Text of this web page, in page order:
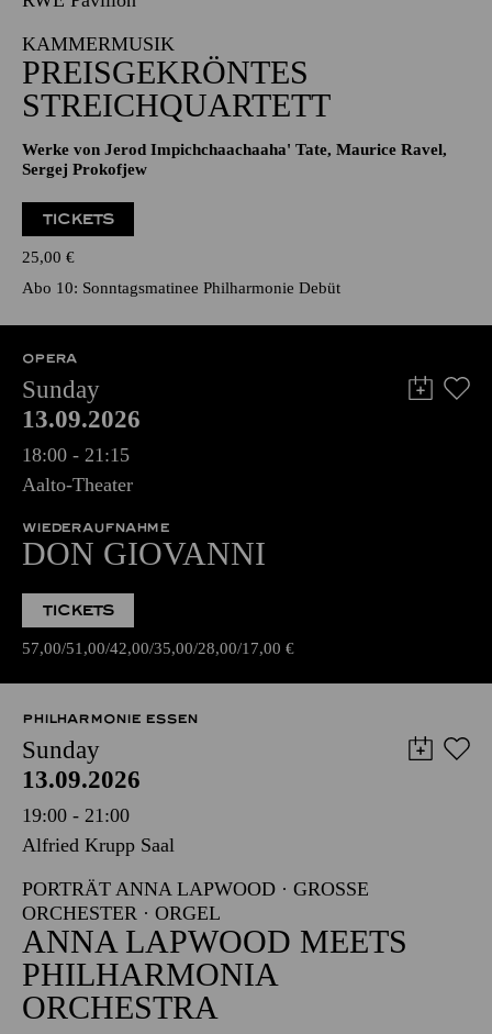
KAMMERMUSIK
PREISGEKRÖNTES
STREICHQUARTETT
Werke von Jerod Impichchaachaaha' Tate, Maurice Ravel,
Sergej Prokofjew
TICKETS
25,00 €
Abo 10: Sonntagsmatinee Philharmonie Debüt
OPERA
Sunday
13.09.2026
18:00 - 21:15
Aalto-Theater
WIEDERAUFNAHME
DON GIOVANNI
TICKETS
57,00 51,00 42,00 35,00 28,00 17,00 €
PHILHARMONIE ESSEN
Sunday
13.09.2026
19:00 - 21:00
Alfried Krupp Saal
PORTRÄT ANNA LAPWOOD · GROSSE O
RCHESTER · ORGEL
ANNA LAPWOOD MEETS
PHILHARMONIA
ORCHESTRA